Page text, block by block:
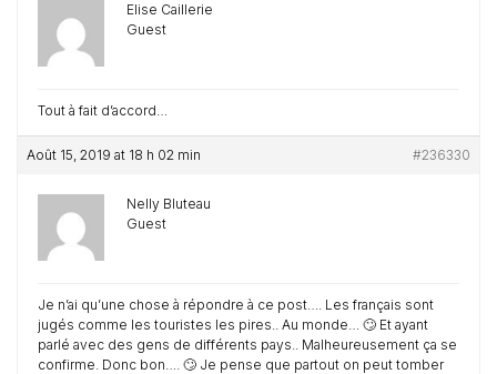
Elise Caillerie
Guest
Tout à fait d’accord…
Août 15, 2019 at 18 h 02 min #236330
Nelly Bluteau
Guest
Je n’ai qu’une chose à répondre à ce post…. Les français sont
jugés comme les touristes les pires.. Au monde… 🙄 Et ayant
parlé avec des gens de différents pays.. Malheureusement ça se
confirme. Donc bon…. 🙄 Je pense que partout on peut tomber